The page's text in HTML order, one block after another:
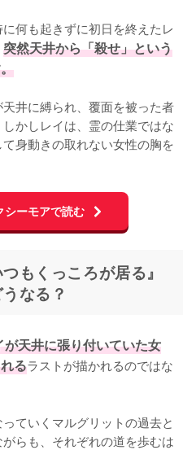
何も起きずに初日を終えたレ
突然天井から「殺せ」という
井に縛られ、覆面を被った者
かしレイは、霊の仕業ではな
て身動きの取れない女性の胸を
シーモアで読む
もくっころが居る』
なる？
が天井に張り付いていた女
るラストが描かれるのではな
ていくマルグリットの過去と
らも、それぞれの道を歩むは